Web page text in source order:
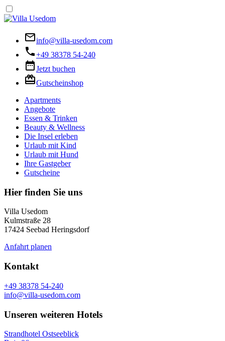
info@villa-usedom.com
+49 38378 54-240
Jetzt buchen
Gutscheinshop
Apartments
Angebote
Essen & Trinken
Beauty & Wellness
Die Insel erleben
Urlaub mit Kind
Urlaub mit Hund
Ihre Gastgeber
Gutscheine
Hier finden Sie uns
Villa Usedom
Kulmstraße 28
17424 Seebad Heringsdorf
Anfahrt planen
Kontakt
+49 38378 54-240
info@villa-usedom.com
Unseren weiteren Hotels
Strandhotel Ostseeblick